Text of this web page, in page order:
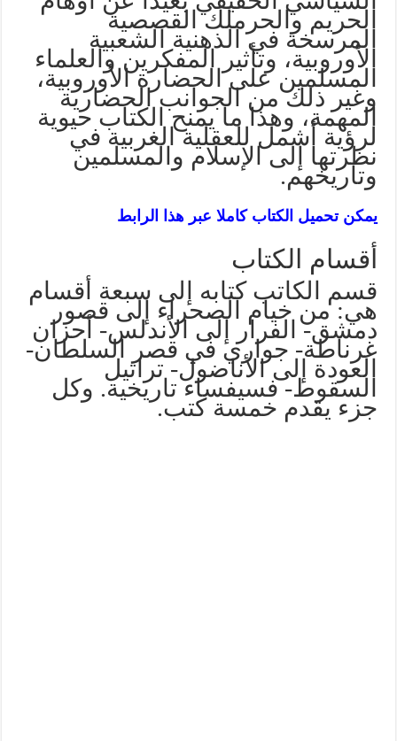
الحريم والحرملك القصصية
المرسخة في الذهنية الشعبية
الأوروبية، وتأثير المفكرين والعلماء
المسلمين على الحضارة الأوروبية،
وغير ذلك من الجوانب الحضارية
المهمة، وهذا ما يمنح الكتاب حيوية
لرؤية أشمل للعقلية الغربية في
نظرتها إلى الإسلام والمسلمين
وتاريخهم.
يمكن تحميل الكتاب كاملا عبر هذا الرابط
أقسام الكتاب
قسم الكاتب كتابه إلى سبعة أقسام
هي: من خيام الصحراء إلى قصور
دمشق- الفرار إلى الأندلس- أحزان
غرناطة- جواري في قصر السلطان-
العودة إلى الأناضول- تراتيل
السقوط- فسيفساء تاريخية. وكل
جزء يقدم خمسة كتب.